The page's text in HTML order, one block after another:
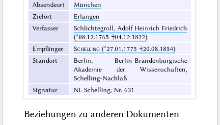
Absendeort
München
Zielort
Erlangen
Verfasser
Schlichtegroll, Adolf Heinrich Friedrich
(*08.12.1765 †04.12.1822)
Empfänger
Schelling (*27.01.1775 †20.08.1854)
Standort
Berlin, Berlin-Brandenburgische
Akademie der Wissenschaften,
Schelling-Nachlaß
Signatur
NL Schelling, Nr. 631
Beziehungen zu anderen Dokumenten